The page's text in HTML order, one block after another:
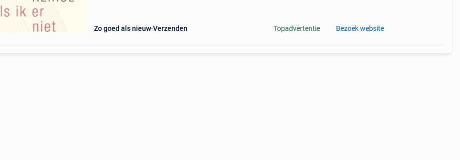
Zo goed als nieuw Verzenden Topadvertentie Bezoek website